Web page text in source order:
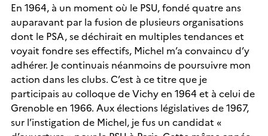
En 1964, à un moment où le PSU, fondé quatre ans
auparavant par la fusion de plusieurs organisations
dont le PSA, se déchirait en multiples tendances et
voyait fondre ses effectifs, Michel m’a convaincu d’y
adhérer. Je continuais néanmoins de poursuivre mon
action dans les clubs. C’est à ce titre que je
participais au colloque de Vichy en 1964 et à celui de
Grenoble en 1966. Aux élections législatives de 1967,
sur l’instigation de Michel, je fus un candidat «